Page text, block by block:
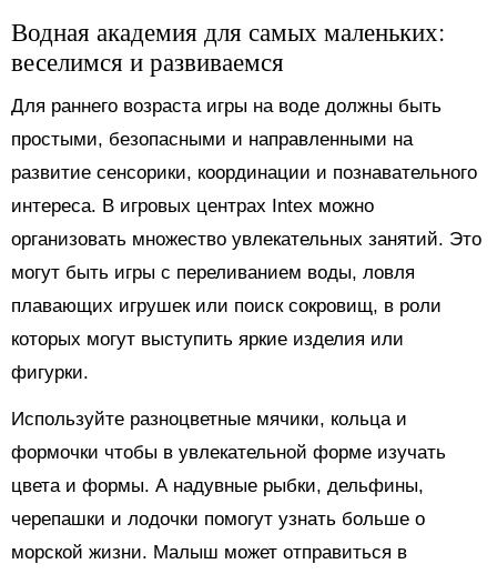
Водная академия для самых маленьких:
веселимся и развиваемся
Для раннего возраста игры на воде должны быть
простыми, безопасными и направленными на
развитие сенсорики, координации и познавательного
интереса. В игровых центрах Intex можно
организовать множество увлекательных занятий. Это
могут быть игры с переливанием воды, ловля
плавающих игрушек или поиск сокровищ, в роли
которых могут выступить яркие изделия или
фигурки.
Используйте разноцветные мячики, кольца и
формочки чтобы в увлекательной форме изучать
цвета и формы. А надувные рыбки, дельфины,
черепашки и лодочки помогут узнать больше о
морской жизни. Малыш может отправиться в